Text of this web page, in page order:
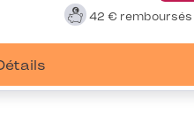
42 € remboursés